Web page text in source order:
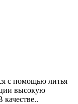
с помощью литья
высокую